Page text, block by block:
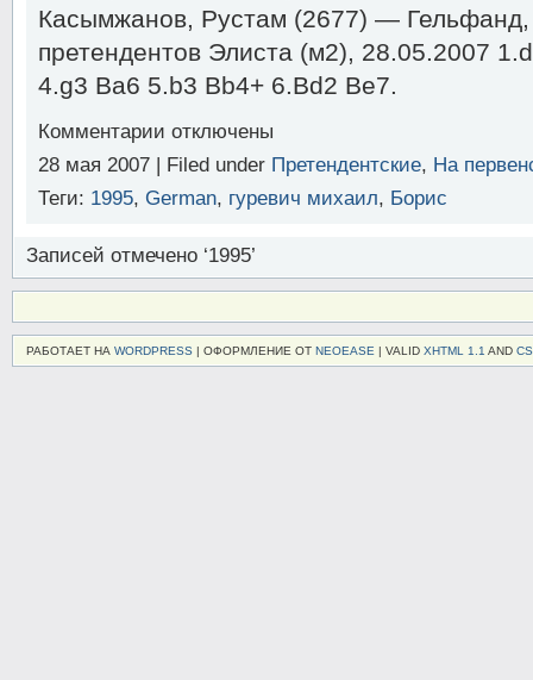
Касымжанов, Рустам (2677) —
претендентов Элиста (м2), 28.05.2007
4.g3 Ba6 5.b3 Bb4+ 6.Bd2 Be7.
Комментарии
Касымжанов,
—
Элиста
отключены
28 мая 2007 | Filed under Претендентские, На
Теги: 1995, German, гуревич михаил, Борис
Записей отмечено ‘1995’
РАБОТАЕТ НА WORDPRESS | ОФОРМЛЕНИЕ ОТ NEOEASE | VALID XHTML 1.1 AND